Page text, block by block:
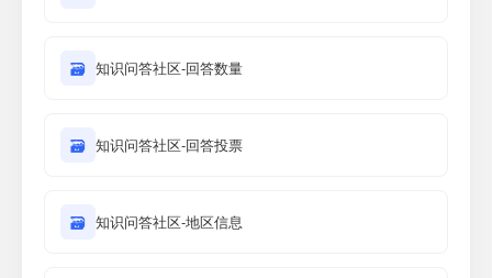
🗃 知识问答社区-回答数量
🗃 知识问答社区-回答投票
🗃 知识问答社区-地区信息